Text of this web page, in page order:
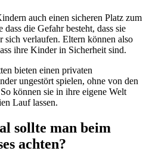
auch einen sicheren Platz zum
die Gefahr besteht, dass sie
sich verlaufen. Eltern können also
ihre Kinder in Sicherheit sind.
bieten einen privaten
ungestört spielen, ohne von den
können sie in ihre eigene Welt
Lauf lassen.
sollte man beim
achten?